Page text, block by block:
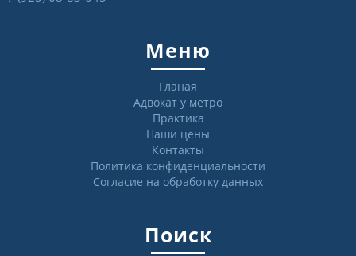
Меню
Гланая
Адвокат у метро
Практика
Наши цены
Контакты
Политика конфиденциальности
Согласие на обработку данных
Поиск